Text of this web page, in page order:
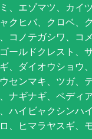
、エゾマツ、カイ
クヒバ、クロベ、
コノテガシワ、コ
ールドクレスト、
、ダイオウショウ
センマキ、ツガ、
ナギナギ、ペディ
ハイビャクシンハ
、ヒマラヤスギ、